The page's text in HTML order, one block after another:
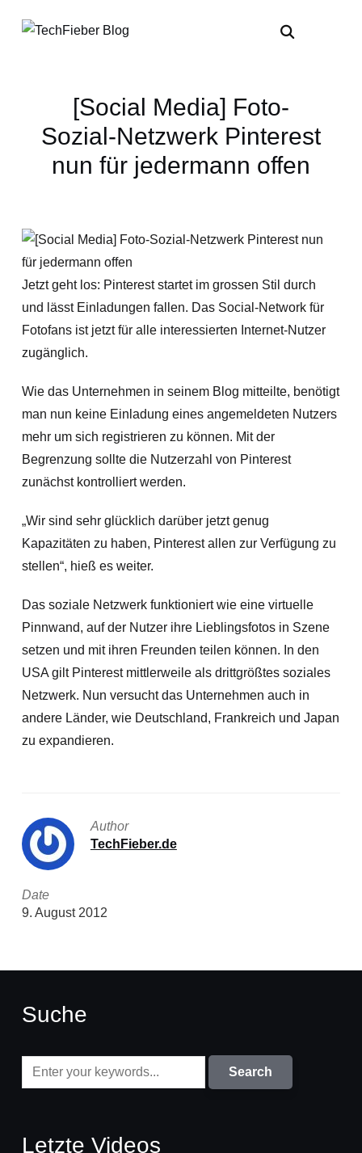
[Social Media] Foto-
Sozial-Netzwerk Pinterest
nun für jedermann offen
Jetzt geht los: Pinterest startet im grossen Stil durch
und lässt Einladungen fallen. Das Social-Network für
Fotofans ist jetzt für alle interessierten Internet-Nutzer
zugänglich.
Wie das Unternehmen in seinem Blog mitteilte, benötigt
man nun keine Einladung eines angemeldeten Nutzers
mehr um sich registrieren zu können. Mit der
Begrenzung sollte die Nutzerzahl von Pinterest
zunächst kontrolliert werden.
„Wir sind sehr glücklich darüber jetzt genug
Kapazitäten zu haben, Pinterest allen zur Verfügung zu
stellen“, hieß es weiter.
Das soziale Netzwerk funktioniert wie eine virtuelle
Pinnwand, auf der Nutzer ihre Lieblingsfotos in Szene
setzen und mit ihren Freunden teilen können. In den
USA gilt Pinterest mittlerweile als drittgrößtes soziales
Netzwerk. Nun versucht das Unternehmen auch in
andere Länder, wie Deutschland, Frankreich und Japan
zu expandieren.
Author
TechFieber.de
Date
9. August 2012
Suche
Letzte Videos